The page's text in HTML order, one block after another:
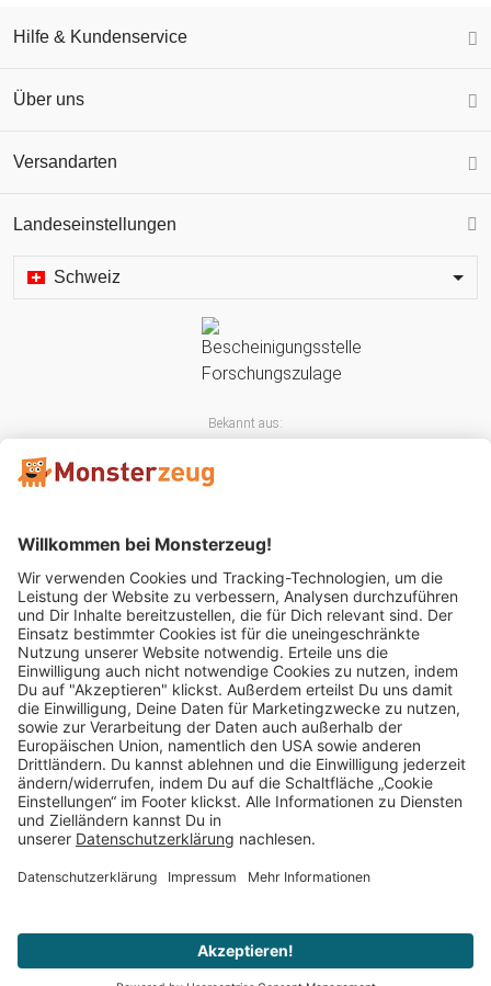
Hilfe & Kundenservice
Über uns
Versandarten
Landeseinstellungen
Schweiz
Bekannt aus:
Mitglied im:
Impressum AGB Widerrufsbelehrung
Vertrag widerrufen